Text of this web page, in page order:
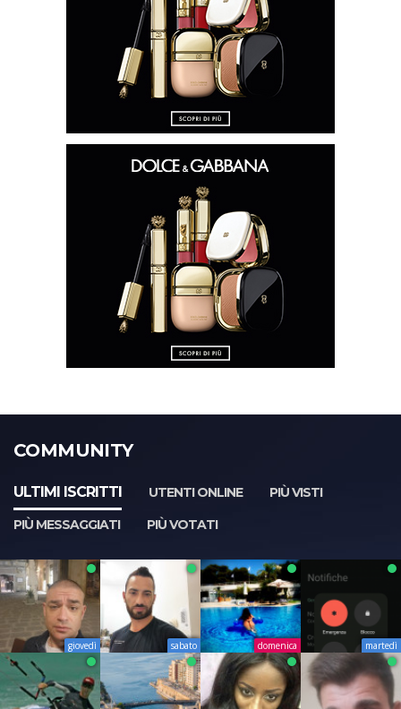
COMMUNITY
ULTIMI ISCRITTI UTENTI ONLINE
PIÙ VISTI
PIÙ MESSAGGIATI
PIÙ VOTATI
giovedì sabato domenica martedì